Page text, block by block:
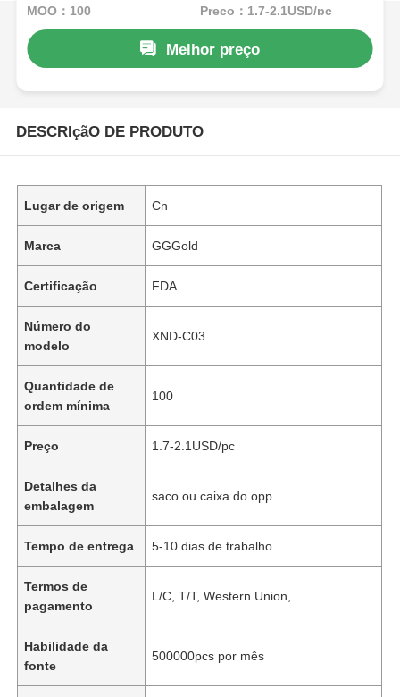
MOQ：100 Preço：1.7-2.1USD/pc
Melhor preço
DESCRIçãO DE PRODUTO
Lugar de origem Cn
Marca GGGold
Certificação FDA
Número do
modelo
XND-C03
Quantidade de
ordem mínima
100
Preço 1.7-2.1USD/pc
Detalhes da
embalagem
saco ou caixa do opp
Tempo de entrega 5-10 dias de trabalho
Termos de
pagamento
L/C, T/T, Western Union,
Habilidade da
fonte
500000pcs por mês